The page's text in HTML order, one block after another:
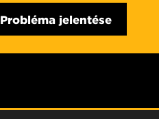
Probléma jelentése